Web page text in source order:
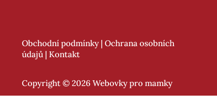
Obchodní podmínky | Ochrana osobních
údajů| Kontakt
Copyright © 2026 Webovky pro mamky